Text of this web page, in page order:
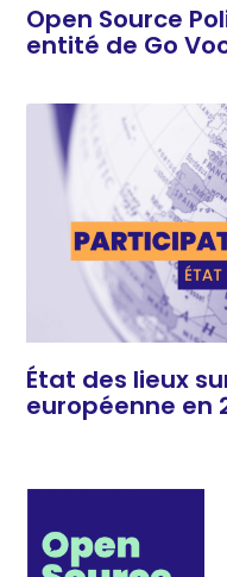
Open Source
entité de Go
État des lieux
européenne en